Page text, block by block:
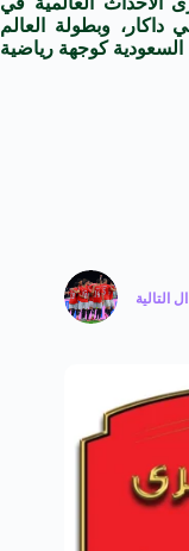
إي، رالي داكار، وبطولة العالم
السعودية كوجهة رياضية
ال التالية